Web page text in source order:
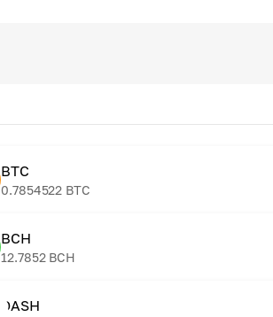
BTC
0.7854522 BTC
BCH
12.7852 BCH
DASH